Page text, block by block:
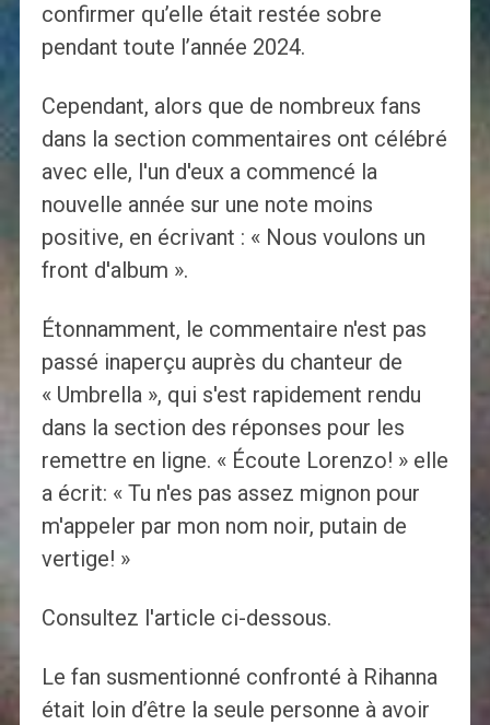
confirmer qu’elle était restée sobre
pendant toute l’année 2024.
Cependant, alors que de nombreux fans
dans la section commentaires ont célébré
avec elle, l'un d'eux a commencé la
nouvelle année sur une note moins
positive, en écrivant : « Nous voulons un
front d'album ».
Étonnamment, le commentaire n'est pas
passé inaperçu auprès du chanteur de
« Umbrella », qui s'est rapidement rendu
dans la section des réponses pour les
remettre en ligne. « Écoute Lorenzo! » elle
a écrit: « Tu n'es pas assez mignon pour
m'appeler par mon nom noir, putain de
vertige! »
Consultez l'article ci-dessous.
Le fan susmentionné confronté à Rihanna
était loin d’être la seule personne à avoir